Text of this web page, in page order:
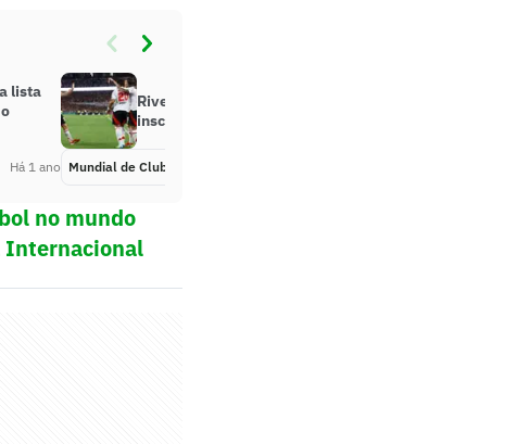
lista
Há 1 ano
River Plate divulga lista de
inscrição para o Mundial de Clubes
Mundial de Clubes
no mundo
Internacional